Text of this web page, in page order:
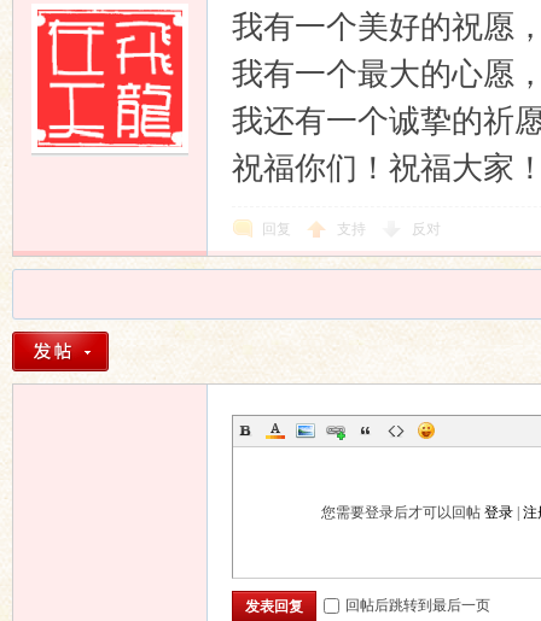
我有一个美好的祝愿
我有一个最大的心愿
我还有一个诚挚的祈
祝福你们！祝福大家
回复 支持 反对
您需要登录后才可以回帖 登录 注
发表回复 回帖后跳转到最后一页